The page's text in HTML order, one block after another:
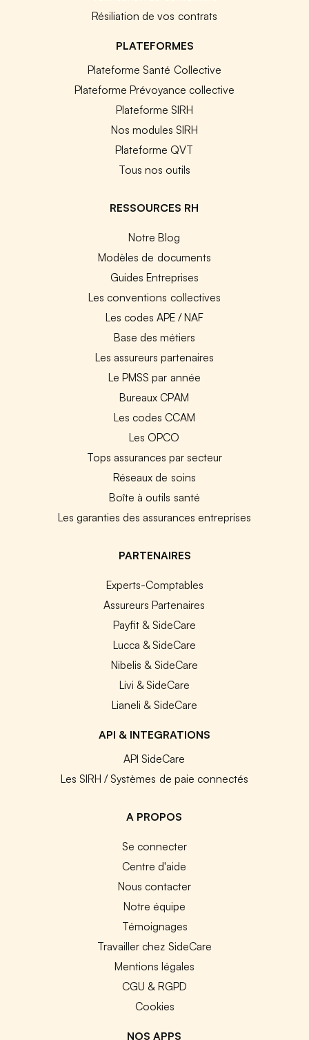
Résiliation de vos contrats
PLATEFORMES
Plateforme Santé Collective
Plateforme Prévoyance collective
Plateforme SIRH
Nos modules SIRH
Plateforme QVT
Tous nos outils
RESSOURCES RH
Notre Blog
Modèles de documents
Guides Entreprises
Les conventions collectives
Les codes APE / NAF
Base des métiers
Les assureurs partenaires
Le PMSS par année
Bureaux CPAM
Les codes CCAM
Les OPCO
Tops assurances par secteur
Réseaux de soins
Boîte à outils santé
Les garanties des assurances entreprises
PARTENAIRES
Experts-Comptables
Assureurs Partenaires
Payfit & SideCare
Lucca & SideCare
Nibelis & SideCare
Livi & SideCare
Lianeli & SideCare
API & INTEGRATIONS
API SideCare
Les SIRH / Systèmes de paie connectés
A PROPOS
Se connecter
Centre d'aide
Nous contacter
Notre équipe
Témoignages
Travailler chez SideCare
Mentions légales
CGU & RGPD
Cookies
NOS APPS